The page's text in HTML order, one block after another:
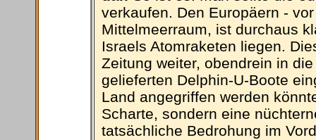
verkaufen. Den Europäern -
Mittelmeerraum, ist durchaus
Israels Atomraketen liegen.
Zeitung weiter, obendrein in
gelieferten Delphin-U-Boote
Land angegriffen werden
Scharte, sondern eine
tatsächliche Bedrohung im